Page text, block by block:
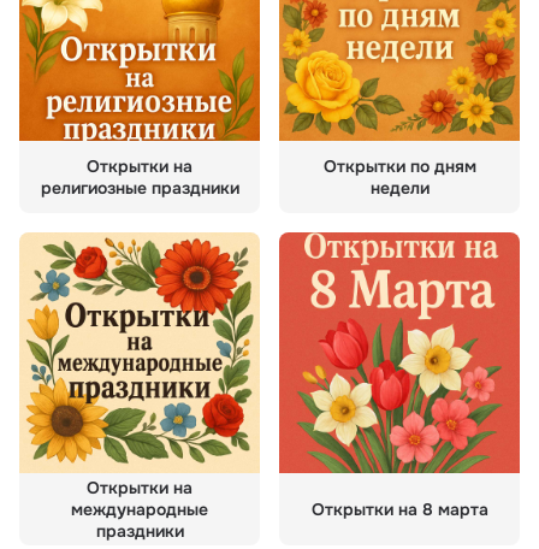
Открытки на
религиозные праздники
Открытки по дням
недели
Открытки на
международные
праздники
Открытки на 8 марта